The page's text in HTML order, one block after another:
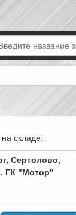
складе:
Сертолово,
ГК "Мотор"